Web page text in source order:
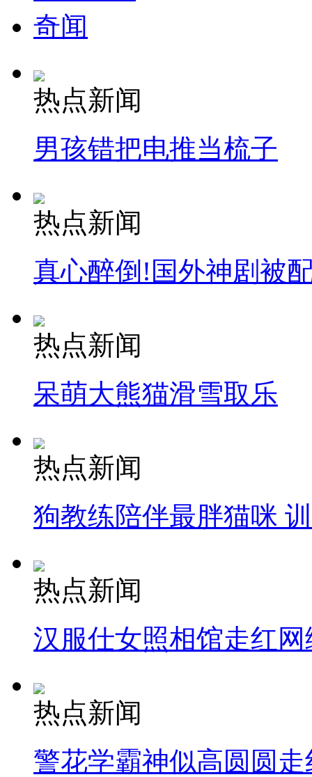
奇闻
热点新闻
男孩错把电推当梳子
热点新闻
真心醉倒!国外神剧被
热点新闻
呆萌大熊猫滑雪取乐
热点新闻
狗教练陪伴最胖猫咪
热点新闻
汉服仕女照相馆走红网
热点新闻
警花学霸神似高圆圆走